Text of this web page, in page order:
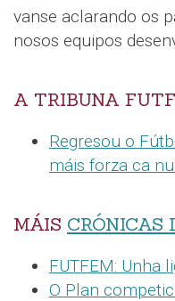
vanse aclarando os
nosos equipos
A TRIBUNA
Regresou o
máis forza ca
MÁIS CRÓNICAS
FUTFEM: Unha
O Plan